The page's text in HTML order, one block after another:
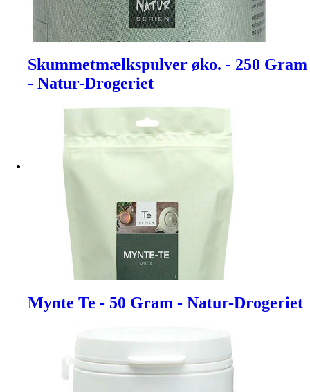
Skummetmælkspulver øko. - 250 Gram
- Natur-Drogeriet
Mynte Te - 50 Gram - Natur-Drogeriet